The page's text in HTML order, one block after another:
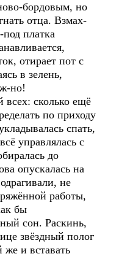
бордовым, но
отца. Взмах-
платка
отирает пот с
в зелень,
но!
сколько ещё
по приходу
спать,
управлялась с
до
опускалась на
не
работы,
бы
сон. Раскинь,
звёздный полог
же и вставать